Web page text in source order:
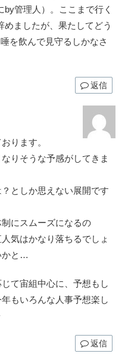
管理人）。ここまで行く
ましたが、果たしてどう
を飲んで見守るしかなさ
返信
ります。
りそうな予感がしてきま
としか思えない展開です
にスムーズになるの
気はかなり落ちるでしょ
かと…
て宙組中心に、予想もし
もいろんな人事予想楽し
返信